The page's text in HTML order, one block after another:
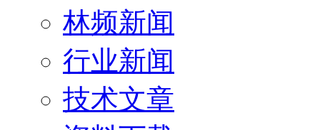
林频新闻
行业新闻
技术文章